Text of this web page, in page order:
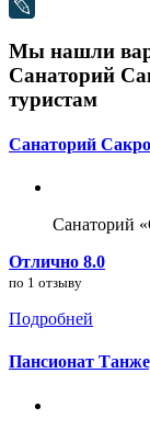
Мы нашли
Санаторий
туристам
Санаторий
Санаторий
Отлично 8.0
по 1 отзыву
Подробней
Пансионат